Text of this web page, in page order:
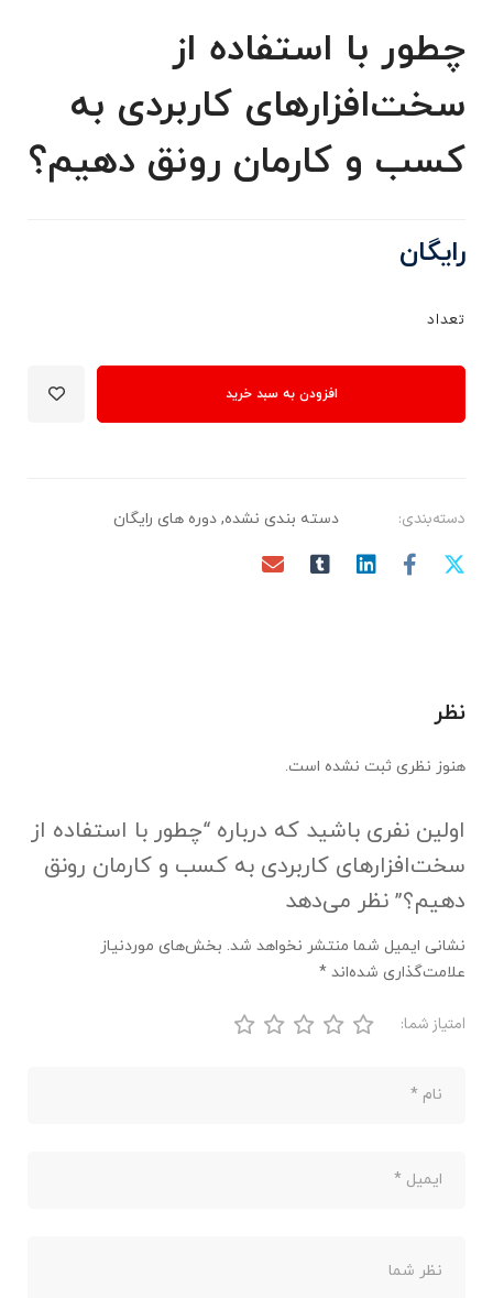
چطور با استفاده از
سخت‌افزارهای کاربردی به
کسب و کارمان رونق دهیم؟
رایگان
تعداد
افزودن به سبد خرید
دسته‌بندی: دسته بندی نشده, دوره های رایگان
نظر
هنوز نظری ثبت نشده است.
اولین نفری باشید که درباره “چطور با استفاده از
سخت‌افزارهای کاربردی به کسب و کارمان رونق
دهیم؟” نظر می‌دهد
نشانی ایمیل شما منتشر نخواهد شد. بخش‌های موردنیاز
علامت‌گذاری شده‌اند *
امتیاز شما: